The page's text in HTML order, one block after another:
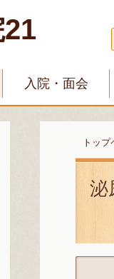
入院・面会
トップ
泌